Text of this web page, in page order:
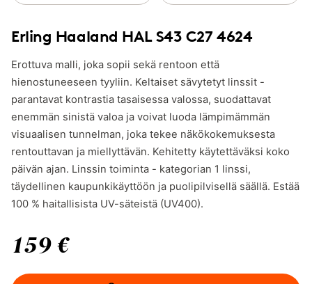
Erling Haaland HAL S43 C27 4624
Erottuva malli, joka sopii sekä rentoon että
hienostuneeseen tyyliin. Keltaiset sävytetyt linssit -
parantavat kontrastia tasaisessa valossa, suodattavat
enemmän sinistä valoa ja voivat luoda lämpimämmän
visuaalisen tunnelman, joka tekee näkökokemuksesta
rentouttavan ja miellyttävän. Kehitetty käytettäväksi koko
päivän ajan. Linssin toiminta - kategorian 1 linssi,
täydellinen kaupunkikäyttöön ja puolipilvisellä säällä. Estää
100 % haitallisista UV-säteistä (UV400).
159 €